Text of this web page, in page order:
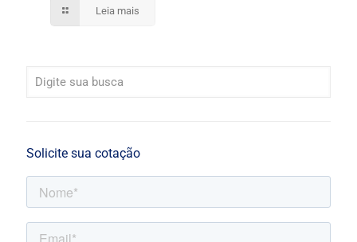
Leia mais
Solicite sua cotação